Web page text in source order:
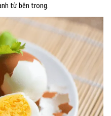
từ bên trong.